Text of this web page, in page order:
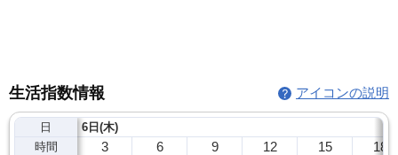
生活指数情報 アイコンの説明
日
時間
6日(木)
3 6 9 12 15 18